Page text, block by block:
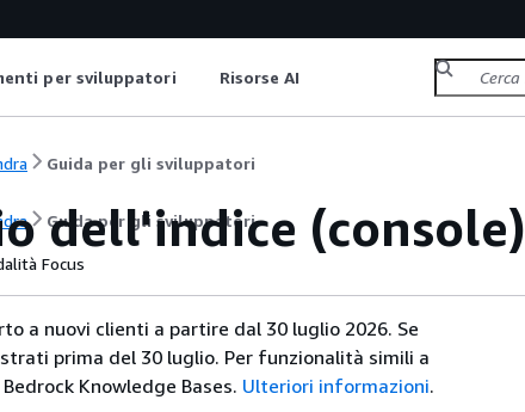
per sviluppatori Risorse AI
Guida per gli sviluppatori
Guida per gli sviluppatori
dell'indice (console)
Focus
a nuovi clienti a partire dal 30 luglio 2026. Se
prima del 30 luglio. Per funzionalità simili a
Knowledge Bases. Ulteriori informazioni.